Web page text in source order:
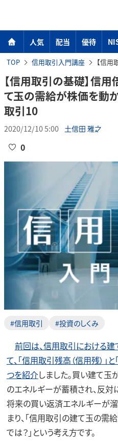
人気 配当 優待
TOP 信用取引入門講座 【信用取引の基
【信用取引の基礎】信用
て玉の需給が株価を動
取引10
2020/12/10 5:00 土信田 雅之
0
#信用取引 #投資のしくみ
前回は、信用取引における
て、「信用取引残高（信用残）」
つを紹介しました。買い建て玉
のエネルギーが蓄積され、反対
将来の買い返済エネルギーが溜
まり、「信用取引の建て玉の
では？」という考え方です。